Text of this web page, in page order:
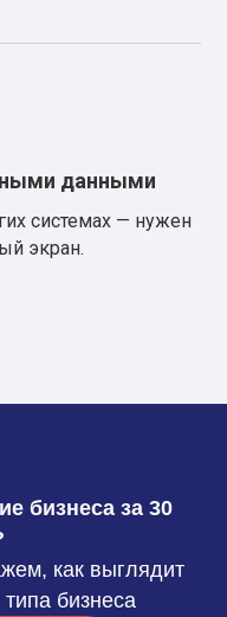
данными
системах — нужен
экран.
бизнеса за 30
как выглядит
бизнеса